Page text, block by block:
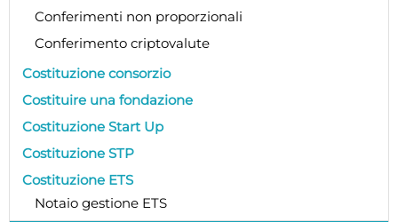
Conferimenti non proporzionali
Conferimento criptovalute
Costituzione consorzio
Costituire una fondazione
Costituzione Start Up
Costituzione STP
Costituzione ETS
Notaio gestione ETS